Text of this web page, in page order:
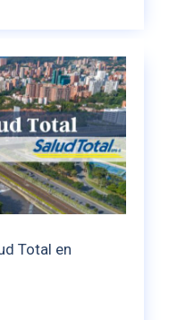
Total en